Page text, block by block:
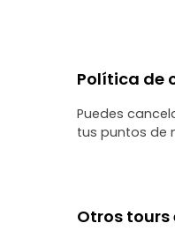
Política de
Puedes
tus puntos de
Otros tours